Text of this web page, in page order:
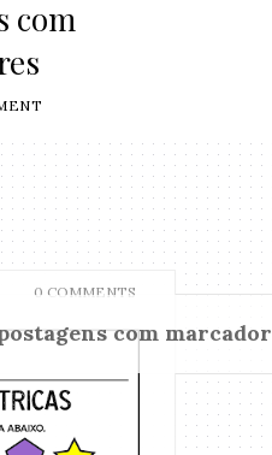
com
com marcador
0 COMMENTS